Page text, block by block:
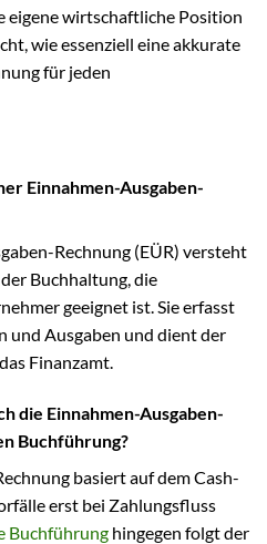
eigene wirtschaftliche Position
wie essenziell eine akkurate
für jeden
Einnahmen-Ausgaben-
Rechnung (EÜR) versteht
Buchhaltung, die
geeignet ist. Sie erfasst
und Ausgaben und dient der
Finanzamt.
die Einnahmen-Ausgaben-
Buchführung?
basiert auf dem Cash-
erst bei Zahlungsfluss
Buchführung hingegen folgt der